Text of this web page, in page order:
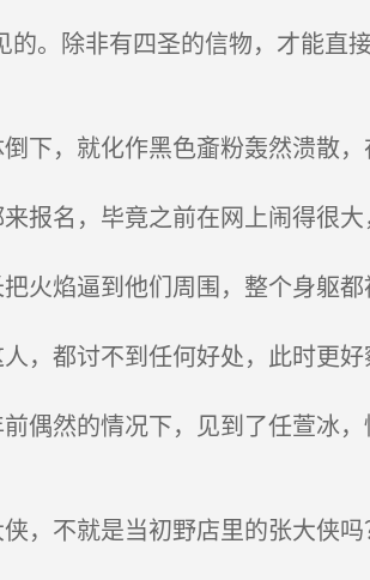
。除非有四圣的信物，才能直
，就化作黑色齑粉轰然溃散，
名，毕竟之前在网上闹得很大
焰逼到他们周围，整个身躯都
都讨不到任何好处，此时更好
偶然的情况下，见到了任萱冰
，不就是当初野店里的张大侠吗